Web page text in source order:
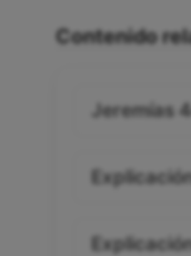
Contenido
Jeremías